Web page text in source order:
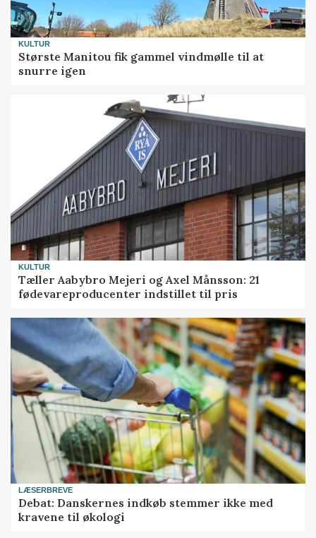
KULTUR
Største Manitou fik gammel vindmølle til at
snurre igen
KULTUR
Tæller Aabybro Mejeri og Axel Månsson: 21
fødevareproducenter indstillet til pris
LÆSERBREVE
Debat: Danskernes indkøb stemmer ikke med
kravene til økologi